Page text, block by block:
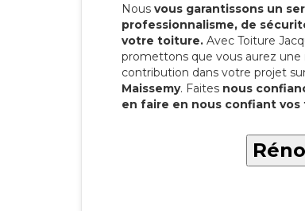
Nous vous garantissons un
professionnalisme, de
votre toiture. Avec Toiture
promettons que vous aurez
contribution dans votre projet
Maissemy. Faites nous
en faire en nous confiant